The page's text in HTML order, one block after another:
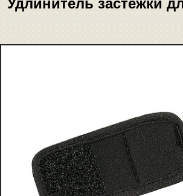
Удлинитель застёжки